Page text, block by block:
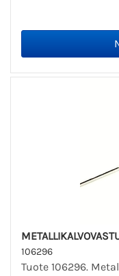
106296
Tuote 106296.